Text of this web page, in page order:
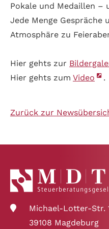
Pokale und Medaillen –
Jede Menge Gespräche
Atmosphäre zu
Hier gehts zur
Hier gehts zum Video .
Zurück zur
Michael-Lotter-Str.
39108 Magdeburg